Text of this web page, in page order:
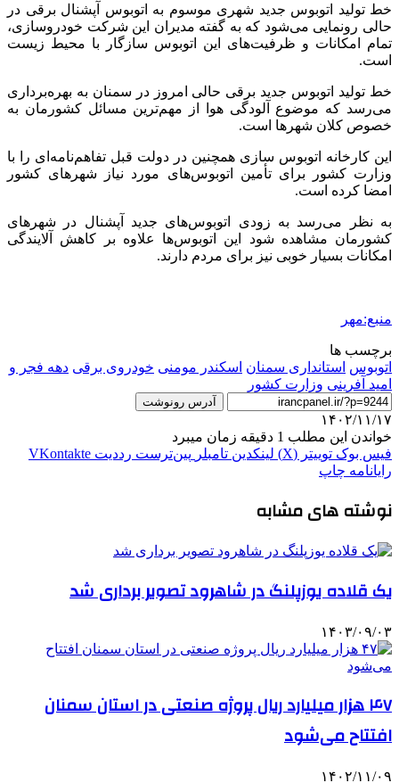
خط تولید اتوبوس جدید شهری موسوم به اتوبوس آپشنال برقی در
حالی رونمایی می‌شود که به گفته مدیران این شرکت خودروسازی،
تمام امکانات و ظرفیت‌های این اتوبوس سازگار با محیط زیست
است.
خط تولید اتوبوس جدید برقی حالی امروز در سمنان به بهره‌برداری
می‌رسد که موضوع آلودگی هوا از مهم‌ترین مسائل کشورمان به
خصوص کلان شهرها است.
این کارخانه اتوبوس سازی همچنین در دولت قبل تفاهم‌نامه‌ای را با
وزارت کشور برای تأمین اتوبوس‌های مورد نیاز شهرهای کشور
امضا کرده است.
به نظر می‌رسد به زودی اتوبوس‌های جدید آپشنال در شهرهای
کشورمان مشاهده شود این اتوبوس‌ها علاوه بر کاهش آلایندگی
امکانات بسیار خوبی نیز برای مردم دارند.
منبع:مهر
برچسب ها
اتوبوس استانداری سمنان اسکندر مومنی خودروی برقی دهه فجر و
امید آفرینی وزارت کشور
آدرس رونوشت
۱۴۰۲/۱۱/۱۷
خواندن این مطلب 1 دقیقه زمان میبرد
فیس بوک توییتر (X) لینکدین ‫تامبلر ‫پین‌ترست ‫رددیت ‫VKontakte
رایانامه چاپ
نوشته های مشابه
یک قلاده یوزپلنگ در شاهرود تصویر برداری شد
۱۴۰۳/۰۹/۰۳
۴۷ هزار میلیارد ریال پروژه صنعتی در استان سمنان
افتتاح می‌شود
۱۴۰۲/۱۱/۰۹